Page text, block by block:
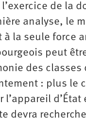
de la
analyse, le
la seule force
peut
des
: plus le
devra